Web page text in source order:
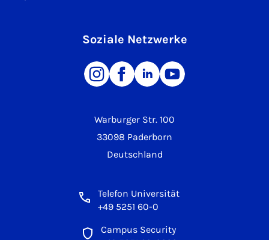
Warburger Str. 100
33098 Paderborn
Deutschland
Telefon Universität
+49 5251 60-0
Campus Security
Soziale Netzwerke